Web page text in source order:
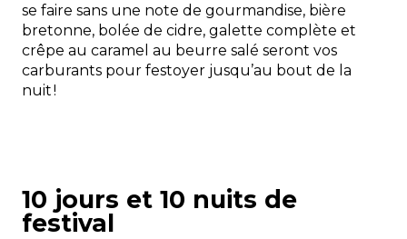
se faire sans une note de gourmandise, bière
bretonne, bolée de cidre, galette complète et
crêpe au caramel au beurre salé seront vos
carburants pour festoyer jusqu’au bout de la
nuit !
10 jours et 10 nuits de
festival